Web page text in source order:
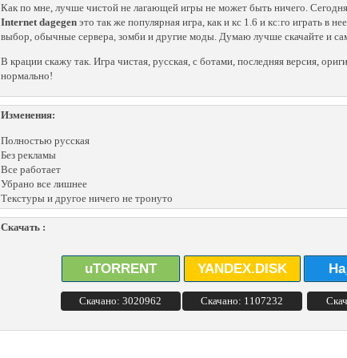
Как по мне, лучше чистой не лагающей игры не может быть ничего. Сегодня
Internet dagegen это так же популярная игра, как и кс 1.6 и кс:го играть в
выбор, обычные сервера, зомби и другие моды. Думаю лучше скачайте и
В крации скажу так. Игра чистая, русская, с ботами, последняя версия,
нормально!
Изменения:
Полностью русская
Без рекламы
Все работает
Убрано все лишнее
Текстуры и другое ничего не тронуто
Скачать :
uTORRENT
Скачано: 3020962
YANDEX.DISK
Скачано: 1107232